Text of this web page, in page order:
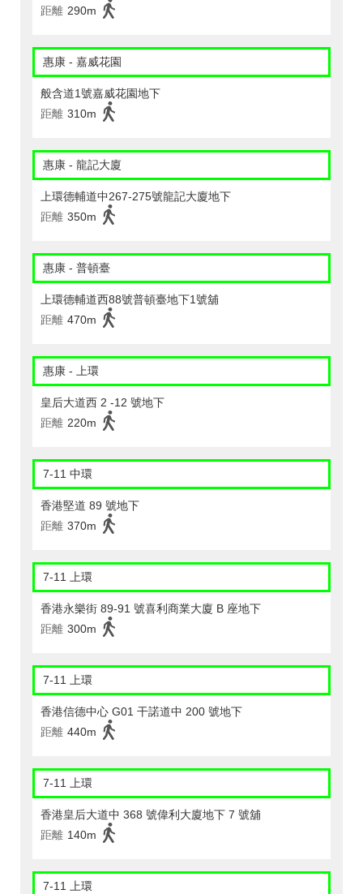
距離 290m
惠康 - 嘉威花園
般含道1號嘉威花園地下
距離 310m
惠康 - 龍記大廈
上環德輔道中267-275號龍記大廈地下
距離 350m
惠康 - 普頓臺
上環德輔道西88號普頓臺地下1號舖
距離 470m
惠康 - 上環
皇后大道西 2 -12 號地下
距離 220m
7-11 中環
香港堅道 89 號地下
距離 370m
7-11 上環
香港永樂街 89-91 號喜利商業大廈 B 座地下
距離 300m
7-11 上環
香港信德中心 G01 干諾道中 200 號地下
距離 440m
7-11 上環
香港皇后大道中 368 號偉利大廈地下 7 號舖
距離 140m
7-11 上環